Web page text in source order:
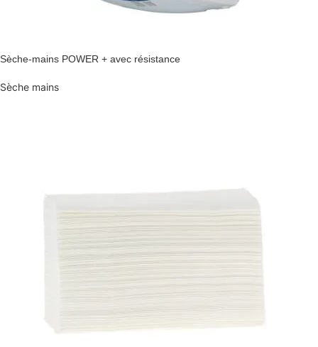
Sèche-mains POWER + avec résistance
Sèche mains